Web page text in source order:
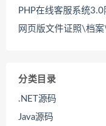
PHP在线客服系统
网页版文件证照\档
分类目录
.NET源码
Java源码